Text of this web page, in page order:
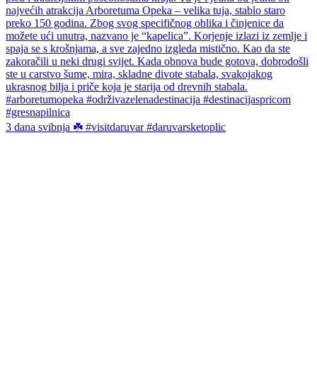
3 dana svibnja ☘️ #visitdaruvar #daruvarsketoplic